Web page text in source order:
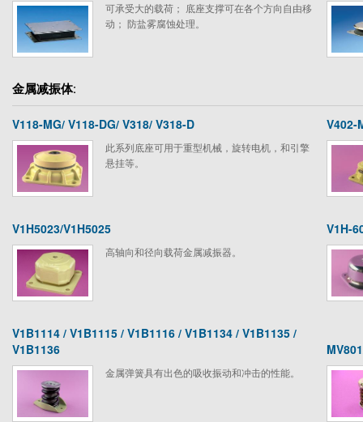
可承受大的载荷； 底座支撑可在各个方向自由移
动； 防盐雾腐蚀处理。
金属减振体:
V118-MG/ V118-DG/ V318/ V318-D
此系列底座可用于重型机械，旋转电机，和引擎
悬挂等。
V402-
V1H5023/V1H5025
高轴向和径向载荷金属减振器。
V1H-
V1B1114 / V1B1115 / V1B1116 / V1B1134 / V1B1135 /
V1B1136
金属弹簧具有出色的吸收振动和冲击的性能。